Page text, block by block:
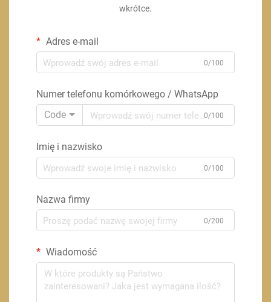
wkrótce.
Adres e-mail
0/100
Numer telefonu komórkowego / WhatsApp
Code
0/100
Imię i nazwisko
0/100
Nazwa firmy
0/200
Wiadomość